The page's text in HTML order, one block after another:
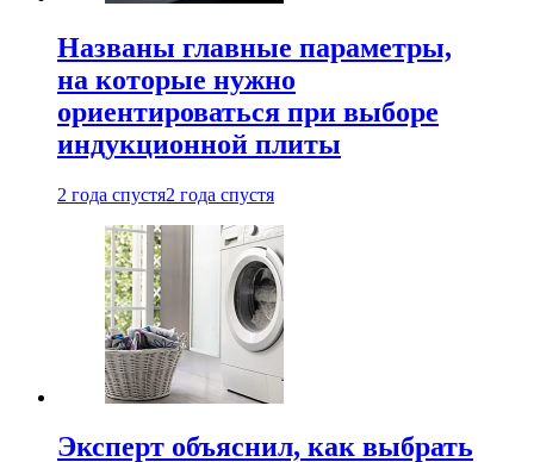
Названы главные параметры,
на которые нужно
ориентироваться при выборе
индукционной плиты
2 года спустя2 года спустя
Эксперт объяснил, как выбрать